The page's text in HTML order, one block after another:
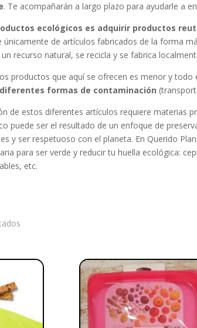
. Te acompañarán a largo plazo para ayudarle a
ecológicos es adquirir productos
de artículos fabricados de la forma
recurso natural, se recicla y se fabrica
productos que aquí se ofrecen es menor y
formas de contaminación
de estos diferentes artículos requiere materias
puede ser el resultado de un enfoque de
y ser respetuoso con el planeta. En Querido
para ser verde y reducir tu huella ecológica:
etc.